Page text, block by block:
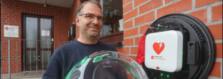
Skip to main content
Show accessibility statement